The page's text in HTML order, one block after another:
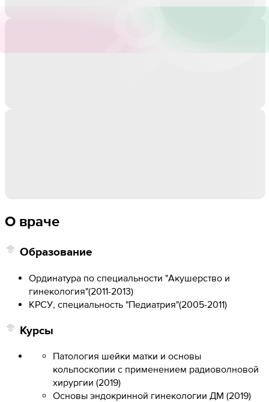
О враче
Образование
Ординатура по специальности "Акушерство и
гинекология"(2011-2013)
КРСУ, специальность "Педиатрия"(2005-2011)
Курсы
Патология шейки матки и основы
кольпоскопии с применением радиоволновой
хирургии (2019)
Основы эндокринной гинекологии ДМ (2019)